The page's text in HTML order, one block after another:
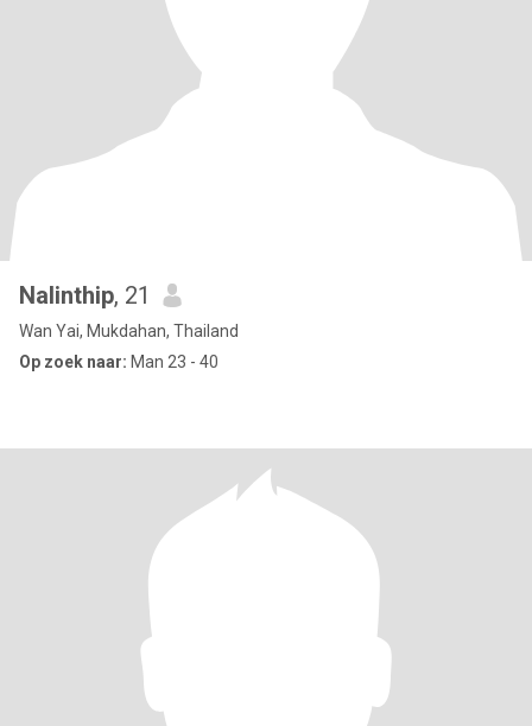
Nalinthip, 21
Wan Yai, Mukdahan, Thailand
Op zoek naar: Man 23 - 40